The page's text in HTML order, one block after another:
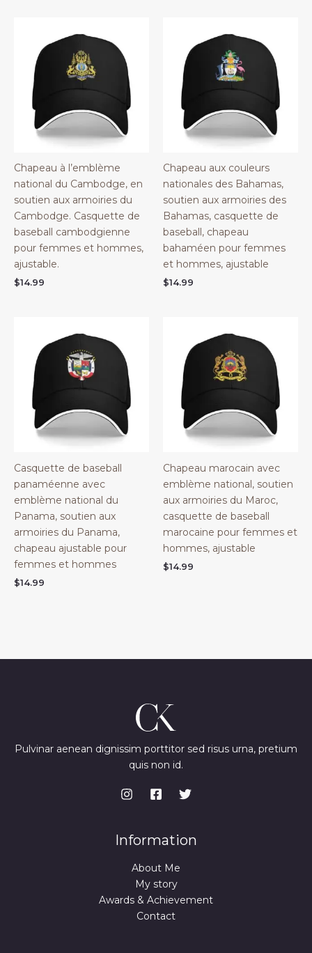
Chapeau à l’emblème
national du Cambodge, en
soutien aux armoiries du
Cambodge. Casquette de
baseball cambodgienne
pour femmes et hommes,
ajustable.
$14.99
Chapeau aux couleurs
nationales des Bahamas,
soutien aux armoiries des
Bahamas, casquette de
baseball, chapeau
bahaméen pour femmes
et hommes, ajustable
$14.99
Casquette de baseball
panaméenne avec
emblème national du
Panama, soutien aux
armoiries du Panama,
chapeau ajustable pour
femmes et hommes
$14.99
Chapeau marocain avec
emblème national, soutien
aux armoiries du Maroc,
casquette de baseball
marocaine pour femmes et
hommes, ajustable
$14.99
Pulvinar aenean dignissim porttitor sed risus urna, pretium
quis non id.
Information
About Me
My story
Awards & Achievement
Contact